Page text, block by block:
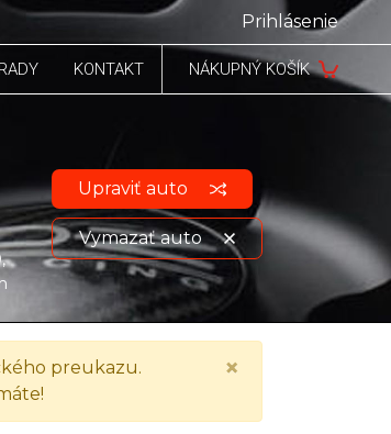
Prihlásenie
KONTAKT NÁKUPNÝ KOŠÍK
Upraviť auto
Vymazať auto
Zobraziť údaje o vozidle
preukazu.
×